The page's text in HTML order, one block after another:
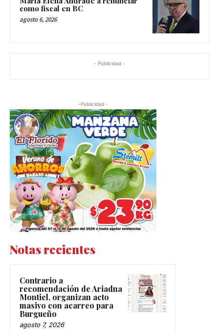
como fiscal en BC
agosto 6, 2026
- Publicidad -
-Publicidad -
Notas recientes
Contrario a
recomendación de Ariadna
Montiel, organizan acto
masivo con acarreo para
Burgueño
agosto 7, 2026